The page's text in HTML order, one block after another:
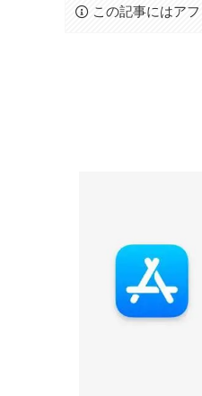
この記事にはア